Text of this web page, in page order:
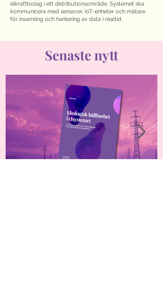
elkraftbolag i ett distributionsområde. Systemet ska
kommunicera med sensorer, IoT-enheter och mätare
för insamling och hantering av data i realtid.
Senaste nytt